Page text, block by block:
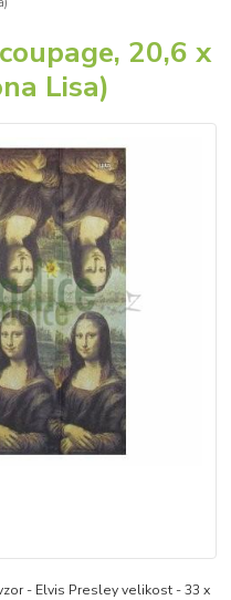
20,6 x
Lisa)
- Elvis Presley velikost - 33 x